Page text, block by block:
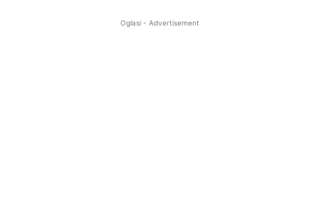
Oglasi - Advertisement